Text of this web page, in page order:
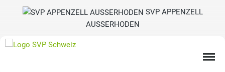
SVP APPENZELL
AUSSERHODEN